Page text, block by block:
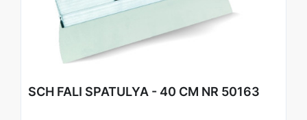
SCH FALI SPATULYA - 40 CM NR 50163